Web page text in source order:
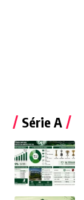
Série A